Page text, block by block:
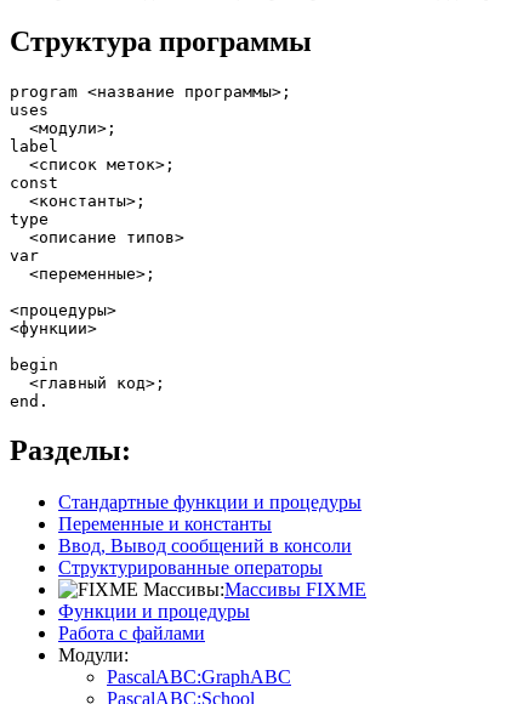
Структура программы
program <название программы> ;
uses
  <модули>
;
label
  <список меток>
;
const
  <константы>
;
type
var
  <переменные>
;
<процедуры>
<функции>
begin
  <главный код>
;
end .
Разделы:
Стандартные функции и процедуры
Переменные и константы
Ввод, Вывод сообщений в консоли
Структурированные операторы
Массивы:Массивы FIXME
Функции и процедуры
Работа с файлами
Модули:
PascalABC:GraphABC
PascalABC:School